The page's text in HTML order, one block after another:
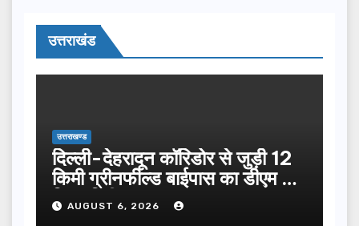
उत्तराखंड
उत्तराखण्ड
दिल्ली-देहरादून कॉरिडोर से जुड़ी 12
किमी ग्रीनफील्ड बाईपास का डीएम ने
किया निरीक्षण…
AUGUST 6, 2026